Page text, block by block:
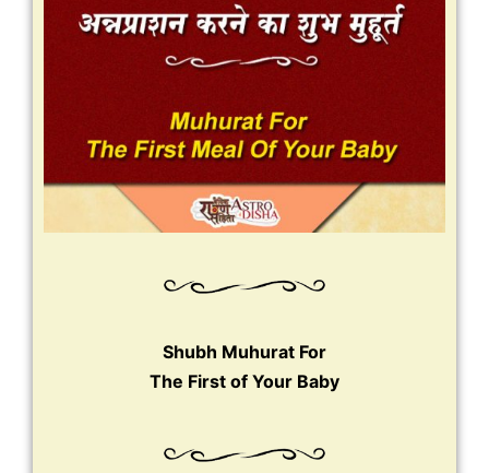
Shubh Muhurat For
The First of Your Baby